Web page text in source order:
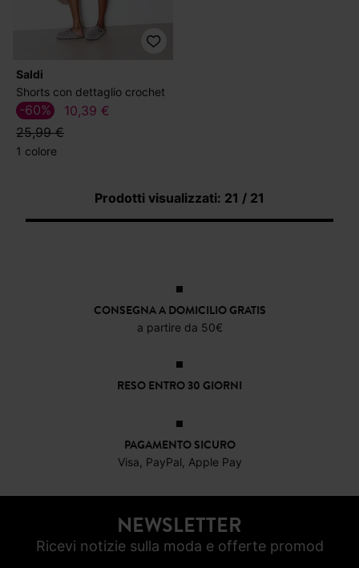
Saldi
Shorts con dettaglio crochet
10,39 €
25,99 €
-60%
1 colore
Prodotti visualizzati: 21 / 21
CONSEGNA A DOMICILIO GRATIS
a partire da 50€
RESO ENTRO 30 GIORNI
PAGAMENTO SICURO
Visa, PayPal, Apple Pay
NEWSLETTER
Ricevi notizie sulla moda e offerte promod